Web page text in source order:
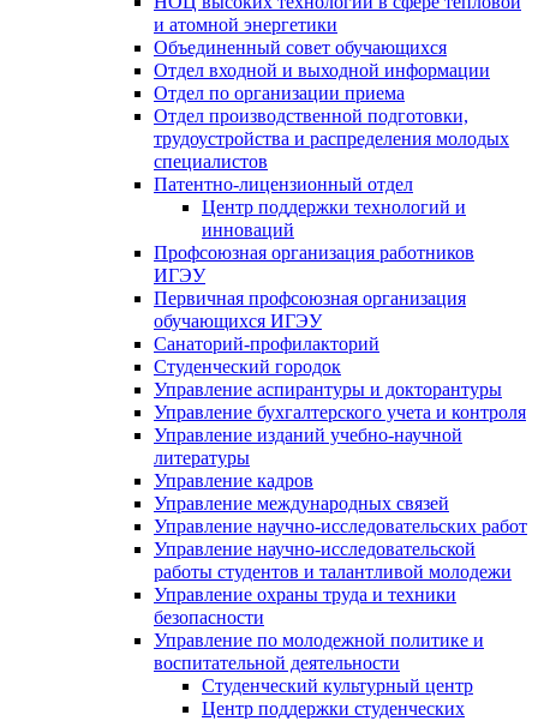
и атомной энергетики
Объединенный совет обучающихся
Отдел входной и выходной информации
Отдел по организации приема
Отдел производственной подготовки,
трудоустройства и распределения молодых
специалистов
Патентно-лицензионный отдел
Центр поддержки технологий и
инноваций
Профсоюзная организация работников
ИГЭУ
Первичная профсоюзная организация
обучающихся ИГЭУ
Санаторий-профилакторий
Студенческий городок
Управление аспирантуры и докторантуры
Управление бухгалтерского учета и контроля
Управление изданий учебно-научной
литературы
Упpавление кадpов
Управление международных связей
Управление научно-исследовательских работ
Управление научно-исследовательской
работы студентов и талантливой молодежи
Управление охраны труда и техники
безопасности
Управление по молодежной политике и
воспитательной деятельности
Студенческий культурный центр
Центр поддержки студенческих